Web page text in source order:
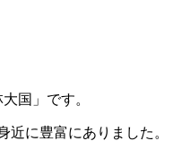
国」です。
近に豊富にありました。